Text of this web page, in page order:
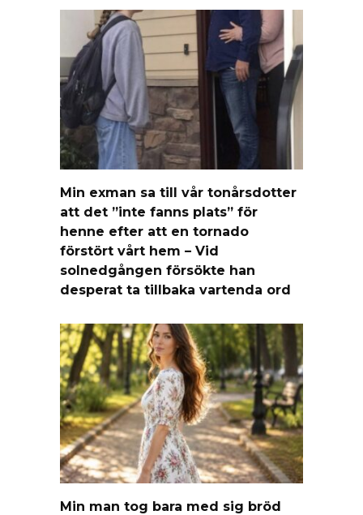
Min exman sa till vår tonårsdotter
att det ”inte fanns plats” för
henne efter att en tornado
förstört vårt hem – Vid
solnedgången försökte han
desperat ta tillbaka vartenda ord
Min man tog bara med sig bröd